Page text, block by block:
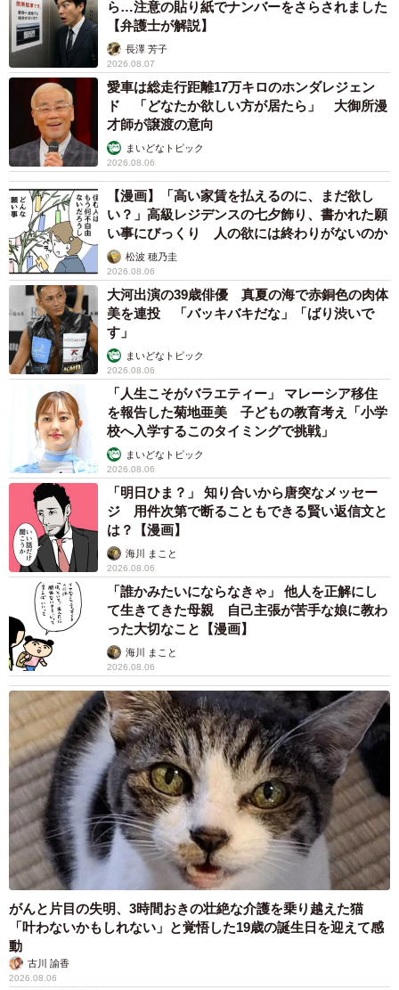
な事情で打てない方もおり、今回のツイートはワクチン接
種を推奨する投稿ではないとのこと。「少しでも猫の投稿
を通じて癒してもらいたい」と話してくれました。
◇ ◇
ネコランドさんのおうちには、エマちゃんとノルウェージ
ャンフォレストキャットのレイくん（雄・2歳9カ月）がい
ます。最近YouTubeに投稿したという、2匹が初めてメトロ
ノームを見たときの反応も面白くて可愛いですね。
ら…注意の貼り紙でナンバーをさらされました
【弁護士が解説】
長澤 芳子
2026.08.07
愛車は総走行距離17万キロのホンダレジェン
ド 「どなたか欲しい方が居たら」 大御所漫
才師が譲渡の意向
まいどなトピック
2026.08.06
【漫画】「高い家賃を払えるのに、まだ欲し
い？」高級レジデンスの七夕飾り、書かれた願
い事にびっくり 人の欲には終わりがないのか
松波 穂乃圭
2026.08.06
大河出演の39歳俳優 真夏の海で赤銅色の肉体
美を連投 「バッキバキだな」「ばり渋いで
す」
まいどなトピック
2026.08.06
「人生こそがバラエティー」 マレーシア移住
を報告した菊地亜美 子どもの教育考え「小学
校へ入学するこのタイミングで挑戦」
まいどなトピック
2026.08.06
「明日ひま？」 知り合いから唐突なメッセー
ジ 用件次第で断ることもできる賢い返信文と
は？【漫画】
海川 まこと
2026.08.06
「誰かみたいにならなきゃ」 他人を正解にし
て生きてきた母親 自己主張が苦手な娘に教わ
った大切なこと【漫画】
海川 まこと
2026.08.06
がんと片目の失明、3時間おきの壮絶な介護を乗り越えた猫
「叶わないかもしれない」と覚悟した19歳の誕生日を迎えて感
動
古川 諭香
2026.08.06